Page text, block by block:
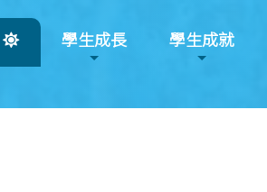
學生成長 學生成就